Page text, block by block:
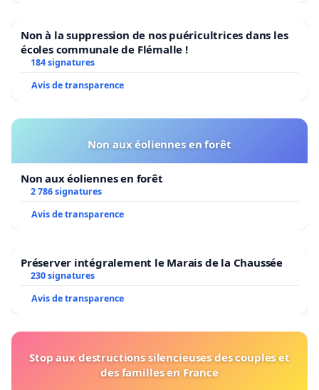
Non à la suppression de nos puéricultrices dans les
écoles communale de Flémalle !
184 signatures
Avis de transparence
Non aux éoliennes en forêt
Non aux éoliennes en forêt
2 786 signatures
Avis de transparence
Préserver intégralement le Marais de la Chaussée
230 signatures
Avis de transparence
Stop aux destructions silencieuses des couples et
des familles en France